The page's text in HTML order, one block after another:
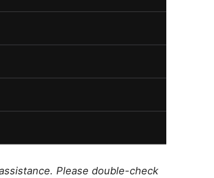
Please double-check